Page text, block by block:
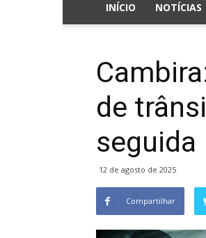
INÍCIO NOTÍCIAS
de
seguida
12 de agosto de 2025
Compartilhar